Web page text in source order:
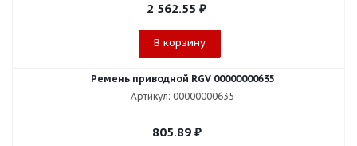
2 562.55 ₽
В корзину
Ремень приводной RGV 00000000635
Артикул: 00000000635
805.89₽